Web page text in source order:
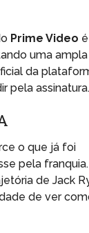
Prime Video é
uma ampla
da
pela assinatura.
o que já foi
pela
de Jack
de ver